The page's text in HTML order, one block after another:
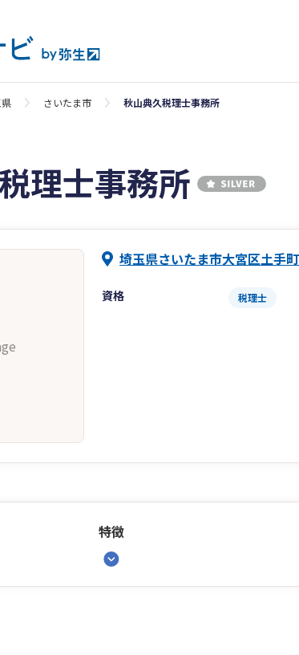
さいたま市 秋山典久税理士事務所
理士事務所
埼玉県さいたま市大宮区土手
資格 税理士
特徴